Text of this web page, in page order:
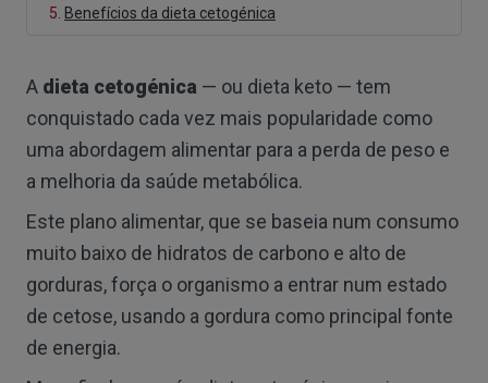
5. Benefícios da dieta cetogénica
A dieta cetogénica — ou dieta keto — tem
conquistado cada vez mais popularidade como
uma abordagem alimentar para a perda de peso e
a melhoria da saúde metabólica.
Este plano alimentar, que se baseia num consumo
muito baixo de hidratos de carbono e alto de
gorduras, força o organismo a entrar num estado
de cetose, usando a gordura como principal fonte
de energia.